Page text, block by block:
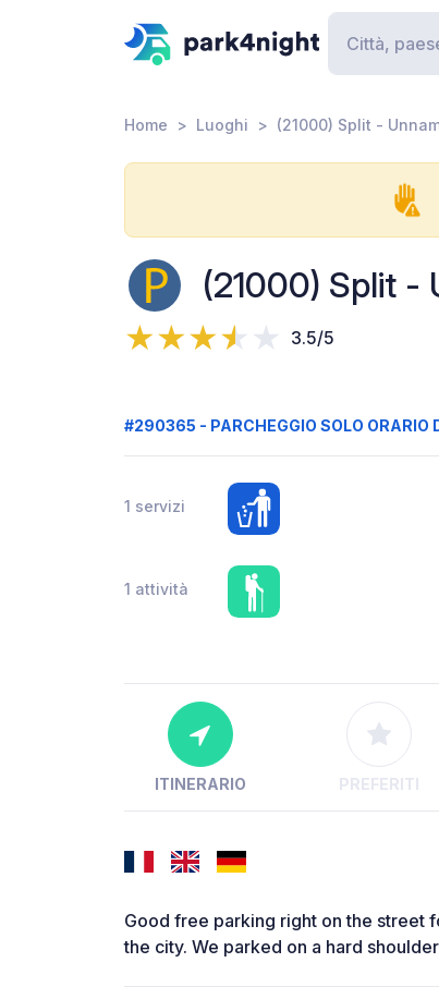
Home Luoghi (21000) Split -
(21000) Split -
3.5/5
#290365 - PARCHEGGIO SOLO ORARIO
1 servizi
1 attività
ITINERARIO PREFERITI
Good free parking right on the street
the city. We parked on a hard